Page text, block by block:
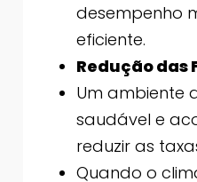
desempenho
eficiente.
Redução das
Um ambiente
saudável e
reduzir as
Quando o